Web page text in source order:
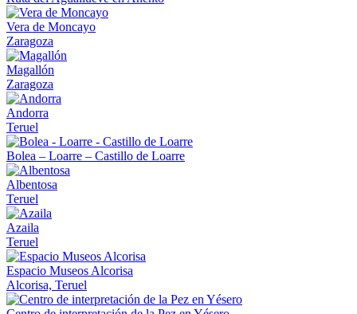
Vera de Moncayo
Zaragoza
Magallón
Zaragoza
Andorra
Teruel
Bolea – Loarre – Castillo de Loarre
Albentosa
Teruel
Azaila
Teruel
Espacio Museos Alcorisa
Alcorisa, Teruel